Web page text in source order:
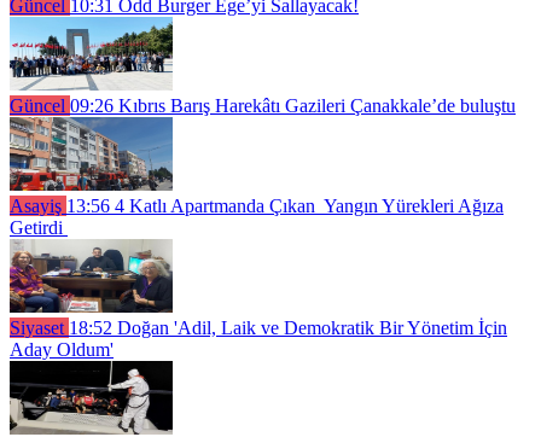
Güncel 10:31 Odd Burger Ege’yi Sallayacak!
Güncel 09:26 Kıbrıs Barış Harekâtı Gazileri Çanakkale’de buluştu
Asayiş 13:56 4 Katlı Apartmanda Çıkan Yangın Yürekleri Ağıza
Getirdi
Siyaset 18:52 Doğan 'Adil, Laik ve Demokratik Bir Yönetim İçin
Aday Oldum'